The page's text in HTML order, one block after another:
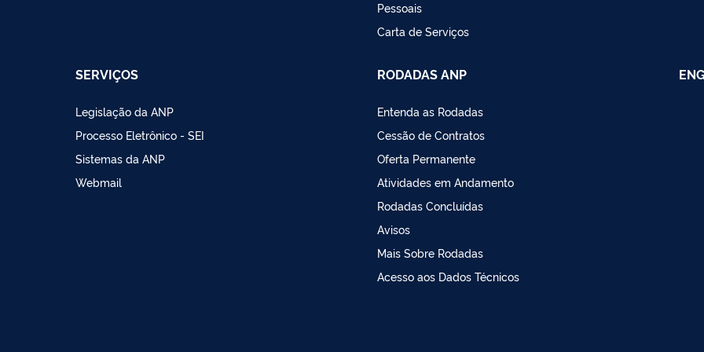
Pessoais
Carta de Serviços
SERVIÇOS
Legislação da ANP
Processo Eletrônico - SEI
Sistemas da ANP
Webmail
RODADAS ANP
Entenda as Rodadas
Cessão de Contratos
Oferta Permanente
Atividades em Andamento
Rodadas Concluídas
Avisos
Mais Sobre Rodadas
Acesso aos Dados Técnicos